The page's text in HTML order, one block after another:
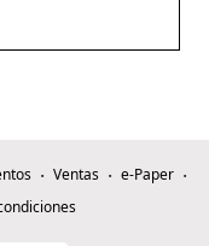
Ventas
e-Paper